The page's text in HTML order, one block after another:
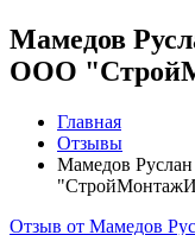
Мамедов
ООО
Главная
Отзывы
Мамедов
Отзыв от Мамедов